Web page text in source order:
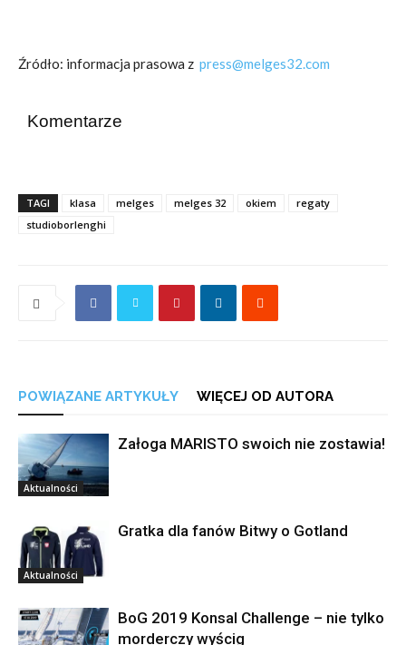
Źródło: informacja prasowa z press@melges32.com
Komentarze
TAGI klasa melges melges 32 okiem
regaty
studioborlenghi
POWIĄZANE ARTYKUŁY WIĘCEJ OD AUTORA
Aktualności
Załoga MARISTO swoich nie zostawia!
Aktualności
Gratka dla fanów Bitwy o Gotland
BoG 2019 Konsal Challenge – nie tylko
morderczy wyścig